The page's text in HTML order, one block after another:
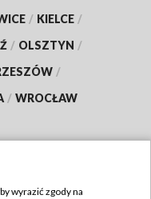
/ KIELCE /
/ OLSZTYN /
/
/ WROCŁAW
wyrazić zgody na